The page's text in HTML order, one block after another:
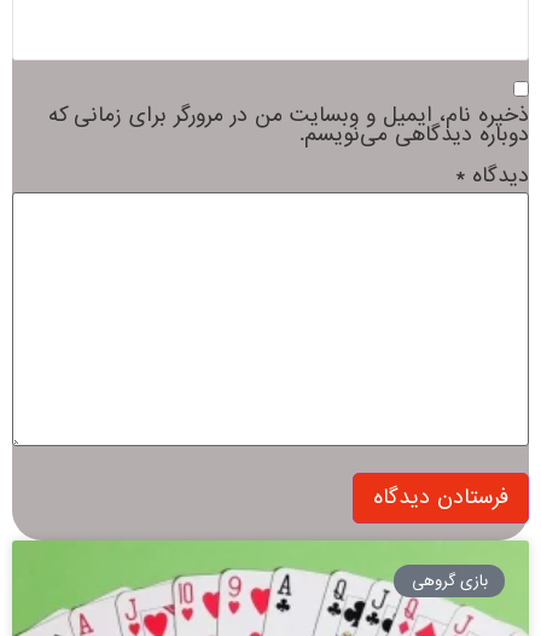
دیدگاه *
ذخیره نام، ایمیل و وبسایت من در مرورگر برای زمانی که
دوباره دیدگاهی می‌نویسم.
بازی گروهی